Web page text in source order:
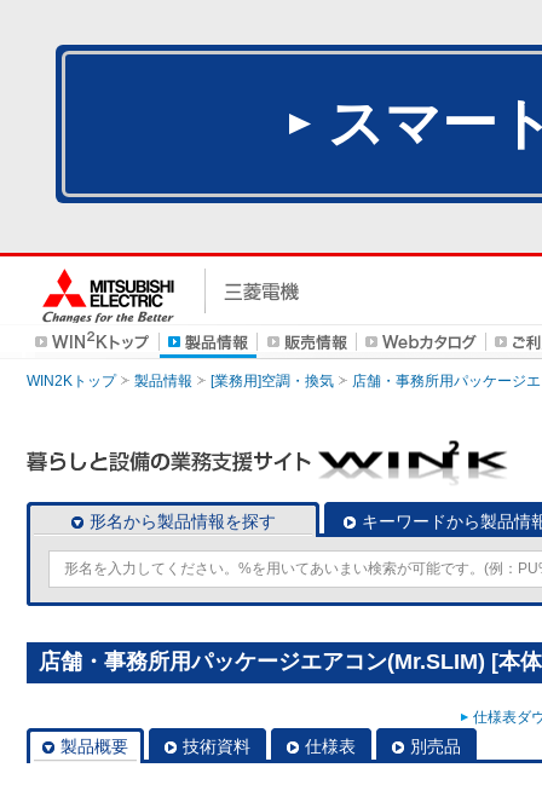
スマー
WIN2Kトップ 製品情報 [業務用]空調・換気 店舗・事務所用パッケージ
形名から製品情報を探す キーワードから製品情
店舗・事務所用パッケージエアコン(Mr.SLIM) [本
仕様表ダ
製品概要 技術資料 仕様表 別売品